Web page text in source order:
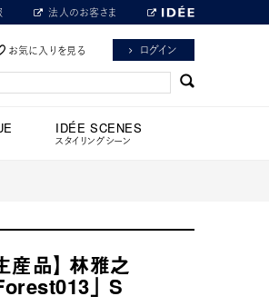
法人のお客さま
お気に入りを見る ログイン
IDÉE SCENES
スタイリングシーン
産品】 林雅之
」 S